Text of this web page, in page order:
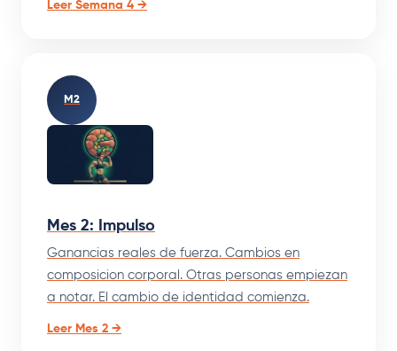
Leer Semana 4 →
M2
Mes 2: Impulso
Ganancias reales de fuerza. Cambios en
composicion corporal. Otras personas empiezan
a notar. El cambio de identidad comienza.
Leer Mes 2 →